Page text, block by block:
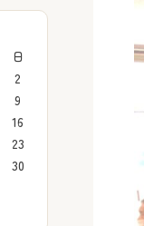
日
2
9
16
23
30